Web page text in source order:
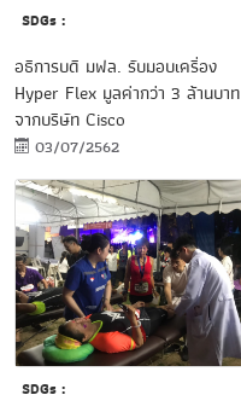
SDGs :
อธิการบดี มฟล. รับมอบเครื่อง
Hyper Flex มูลค่ากว่า 3 ล้านบาท
จากบริษัท Cisco
03/07/2562
SDGs :